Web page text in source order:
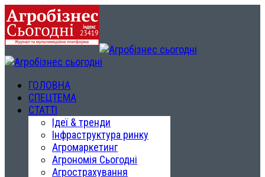
ГОЛОВНА
СПЕЦТЕМА
СТАТТІ
Ідеї & тренди
Інфраструктура ринку
Агромаркетинг
Агрономія Сьогодні
Агрострахування